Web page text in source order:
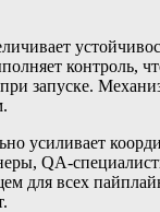
контроль,
запуске.
усиливает
QA-
для всех